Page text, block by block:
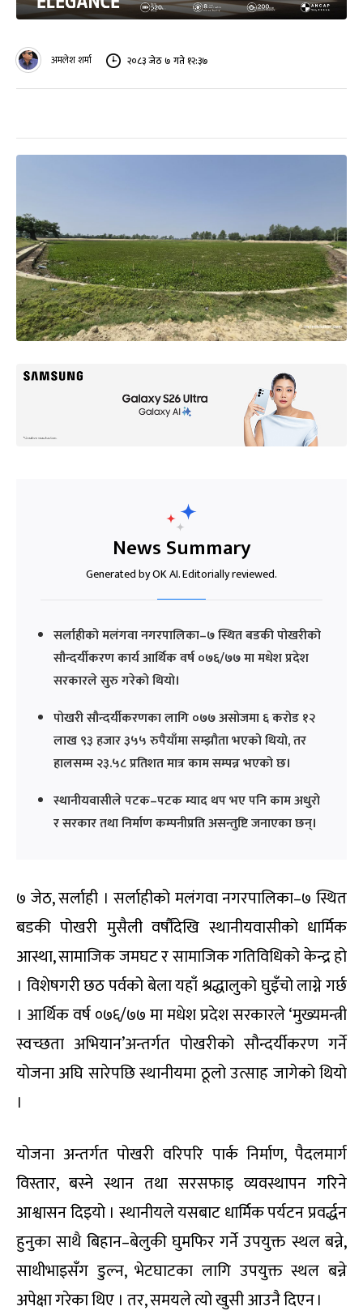
अमलेश शर्मा २०८३ जेठ ७ गते १२:३७
News Summary
Generated by OK AI. Editorially reviewed.
सर्लाहीको मलंगवा नगरपालिका–७ स्थित बडकी पोखरीको
सौन्दर्यीकरण कार्य आर्थिक वर्ष ०७६/७७ मा मधेश प्रदेश
सरकारले सुरु गरेको थियो।
पोखरी सौन्दर्यीकरणका लागि ०७७ असोजमा ६ करोड १२
लाख ९३ हजार ३५५ रुपैयाँमा सम्झौता भएको थियो, तर
हालसम्म २३.५८ प्रतिशत मात्र काम सम्पन्न भएको छ।
स्थानीयवासीले पटक–पटक म्याद थप भए पनि काम अधुरो
र सरकार तथा निर्माण कम्पनीप्रति असन्तुष्टि जनाएका छन्।
७ जेठ, सर्लाही । सर्लाहीको मलंगवा नगरपालिका–७ स्थित
बडकी पोखरी मुसैली वर्षौंदेखि स्थानीयवासीको धार्मिक
आस्था, सामाजिक जमघट र सामाजिक गतिविधिको केन्द्र हो
। विशेषगरी छठ पर्वको बेला यहाँ श्रद्धालुको घुइँचो लाग्ने गर्छ
। आर्थिक वर्ष ०७६/७७ मा मधेश प्रदेश सरकारले ‘मुख्यमन्त्री
स्वच्छता अभियान’अन्तर्गत पोखरीको सौन्दर्यीकरण गर्ने
योजना अघि सारेपछि स्थानीयमा ठूलो उत्साह जागेको थियो
।
योजना अन्तर्गत पोखरी वरिपरि पार्क निर्माण, पैदलमार्ग
विस्तार, बस्ने स्थान तथा सरसफाइ व्यवस्थापन गरिने
आश्वासन दिइयो । स्थानीयले यसबाट धार्मिक पर्यटन प्रवर्द्धन
हुनुका साथै बिहान–बेलुकी घुमफिर गर्ने उपयुक्त स्थल बन्ने,
साथीभाइसँग डुल्न, भेटघाटका लागि उपयुक्त स्थल बन्ने
अपेक्षा गरेका थिए । तर, समयले त्यो खुसी आउनै दिएन ।